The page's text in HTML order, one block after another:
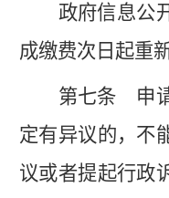
政府信息公
成缴费次日起重
第七条 申
定有异议的，不
议或者提起行政